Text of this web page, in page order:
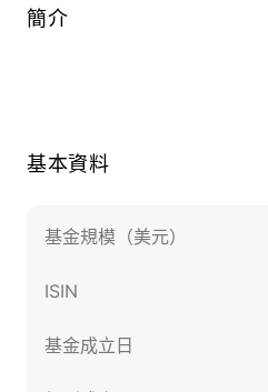
簡介
基本資料
基金規模（美元）
ISIN
基金成立日